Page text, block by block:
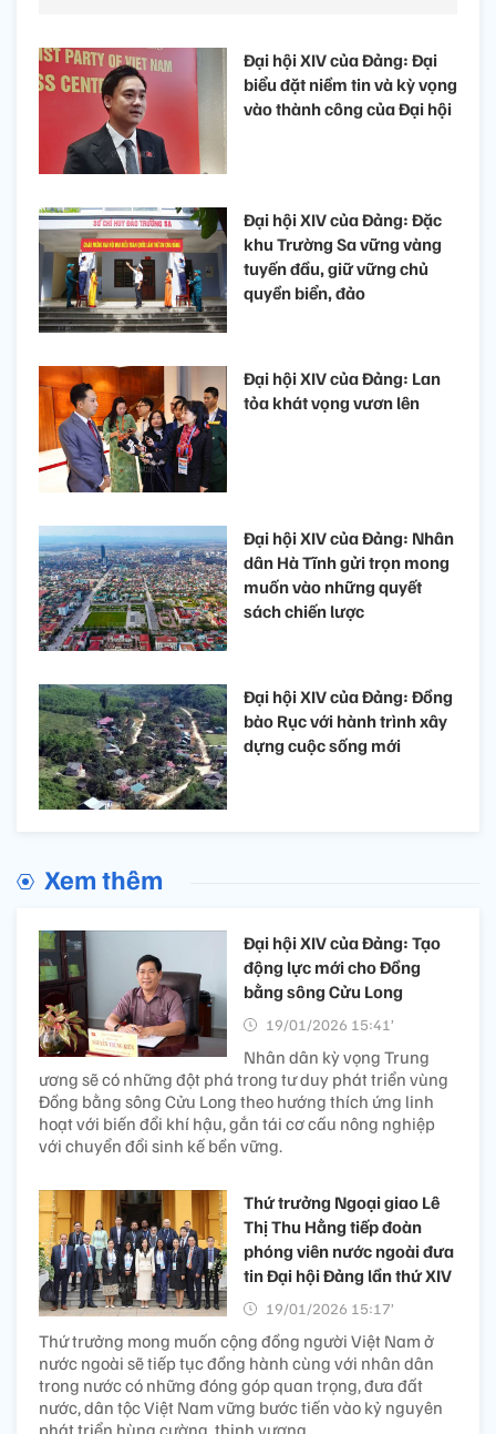
Đại hội XIV của Đảng: Đại
biểu đặt niềm tin và kỳ vọng
vào thành công của Đại hội
Đại hội XIV của Đảng: Đặc
khu Trường Sa vững vàng
tuyến đầu, giữ vững chủ
quyền biển, đảo
Đại hội XIV của Đảng: Lan
tỏa khát vọng vươn lên
Đại hội XIV của Đảng: Nhân
dân Hà Tĩnh gửi trọn mong
muốn vào những quyết
sách chiến lược
Đại hội XIV của Đảng: Đồng
bào Rục với hành trình xây
dựng cuộc sống mới
Xem thêm
Đại hội XIV của Đảng: Tạo
động lực mới cho Đồng
bằng sông Cửu Long
19/01/2026 15:41’
Nhân dân kỳ vọng Trung
ương sẽ có những đột phá trong tư duy phát triển vùng
Đồng bằng sông Cửu Long theo hướng thích ứng linh
hoạt với biến đổi khí hậu, gắn tái cơ cấu nông nghiệp
với chuyển đổi sinh kế bền vững.
Thứ trưởng Ngoại giao Lê
Thị Thu Hằng tiếp đoàn
phóng viên nước ngoài đưa
tin Đại hội Đảng lần thứ XIV
19/01/2026 15:17’
Thứ trưởng mong muốn cộng đồng người Việt Nam ở
nước ngoài sẽ tiếp tục đồng hành cùng với nhân dân
trong nước có những đóng góp quan trọng, đưa đất
nước, dân tộc Việt Nam vững bước tiến vào kỷ nguyên